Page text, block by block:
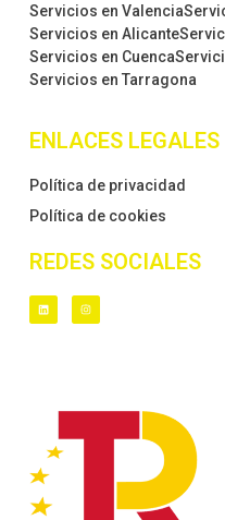
Servicios en Valencia
Servicios en Alicante
Servicios en Cuenca
Servicios en Tarragona
ENLACES LEGALES
Política de privacidad
Política de cookies
REDES SOCIALES